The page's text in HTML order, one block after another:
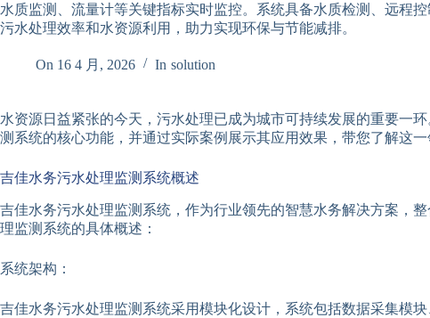
水质监测、流量计等关键指标实时监控。系统具备水质检测、远程
污水处理效率和水资源利用，助力实现环保与节能减排。
On 16 4 月, 2026 In solution
水资源日益紧张的今天，污水处理已成为城市可持续发展的重要一
测系统的核心功能，并通过实际案例展示其应用效果，带您了解这一
吉佳水务污水处理监测系统概述
吉佳水务污水处理监测系统，作为行业领先的智慧水务解决方案，
理监测系统的具体概述：
系统架构：
吉佳水务污水处理监测系统采用模块化设计，系统包括数据采集模